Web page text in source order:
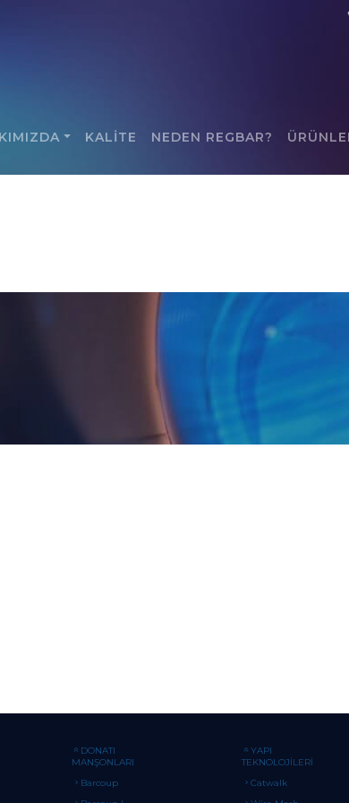
KALİTE NEDEN REGBAR?
DONATI
MANŞONLARI
Barcoup
YAPI
TEKNOLOJİLERİ
Catwalk